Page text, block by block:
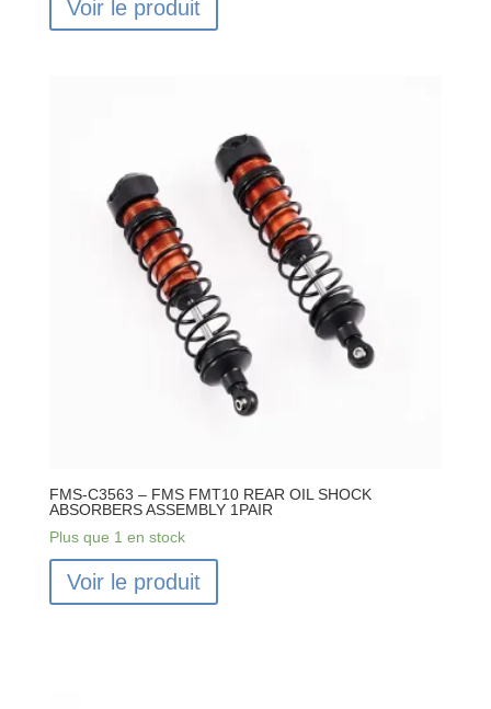
Voir le produit
FMS-C3563 – FMS FMT10 REAR OIL SHOCK
ABSORBERS ASSEMBLY 1PAIR
Plus que 1 en stock
Voir le produit